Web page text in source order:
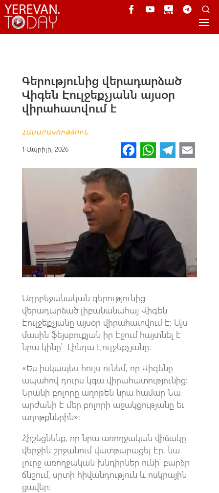
Գերությունից վերադարձած
Վիգեն Էուլջեքչյանն այսօր
վիրահատվում է
ՀԱՍԱՐԱԿՈՒԹՅՈՒՆ
1 Ապրիլի, 2026 Fa
ce
o
W
h
p
p
Te
le m
Ադրբեջանական գերությունից
վերադարձած լիբանանահայ Վիգեն
Էուլջեքչյանը այսօր վիրահատվում է։ Այս
մասին ֆեյսբուքյան իր էջում հայտնել է
նրա կինը՝ Լինդա Էուլջեքչյանը։
«Ես իսկապես հույս ունեմ, որ Վիգենը
ապահով դուրս կգա վիրահատությունից:
Երանի բոլորը աղոթեն նրա համար Նա
արժանի է մեր բոլորի աջակցությանը եւ
աղոթքներին»։
Հիշեցնենք, որ նրա առողջական վիճակը
վերջին շրջանում վատթարացել էր, նա
լուրջ առողջական խնդիրներ ունի՝ բարձր
ճնշում, սրտի հիվանդություն և ոսկրային
ցավեր։